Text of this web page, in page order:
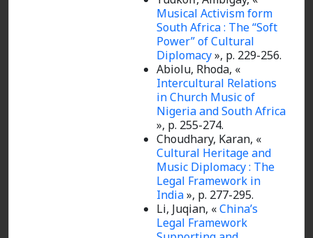
Musical Activism form
South Africa : The “Soft
Power” of Cultural
Diplomacy», p. 229-256.
Abiolu, Rhoda, «
Intercultural Relations
in Church Music of
Nigeria and South Africa
», p. 255-274.
Choudhary, Karan, «
Cultural Heritage and
Music Diplomacy : The
Legal Framework in
India», p. 277-295.
Li, Juqian, «China’s
Legal Framework